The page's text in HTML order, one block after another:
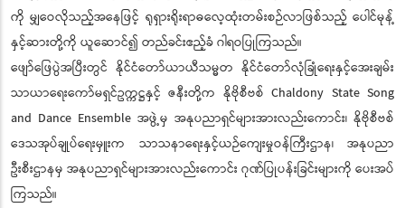
ကို မျှဝေလိုသည့်အနေဖြင့် ရုရှားရိုးရာဓလေ့ထုံးတမ်းစဉ်လာဖြစ်သည့် ပေါင်မုန့်
နှင့်ဆားတို့ကို ယူဆောင်၍ တည်ခင်းဧည့်ခံ ဂါရဝပြုကြသည်။
ဖျော်ဖြေပွဲအပြီးတွင် နိုင်ငံတော်ယာယီသမ္မတ နိုင်ငံတော်လုံခြုံရေးနှင့်အေးချမ်း
သာယာရေးကော်မရှင်ဥက္ကဋ္ဌနှင့် ဇနီးတို့က နိုဗိုစီဗစ် Chaldony State Song
and Dance Ensemble အဖွဲ့မှ အနုပညာရှင်များအားလည်းကောင်း၊ နိုဗိုစီဗစ်
ဒေသအုပ်ချုပ်ရေးမှူးက သာသနာရေးနှင့်ယဉ်ကျေးမှုဝန်ကြီးဌာန၊ အနုပညာ
ဦးစီးဌာနမှ အနုပညာရှင်များအားလည်းကောင်း ဂုဏ်ပြုပန်းခြင်းများကို ပေးအပ်
ကြသည်။